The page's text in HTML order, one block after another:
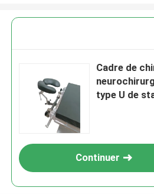
Cadre de
type U de
Continuer